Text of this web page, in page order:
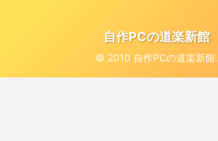
自作PCの道楽新館
© 2010 自作PCの道楽新館.